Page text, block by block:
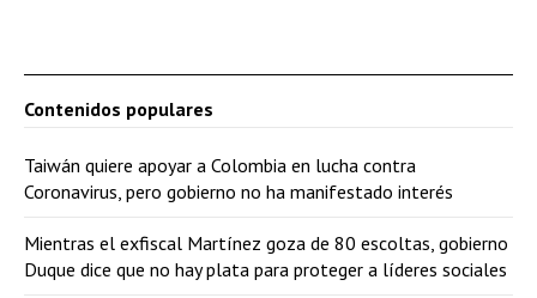
Contenidos populares
Taiwán quiere apoyar a Colombia en lucha contra
Coronavirus, pero gobierno no ha manifestado interés
Mientras el exfiscal Martínez goza de 80 escoltas, gobierno
Duque dice que no hay plata para proteger a líderes sociales